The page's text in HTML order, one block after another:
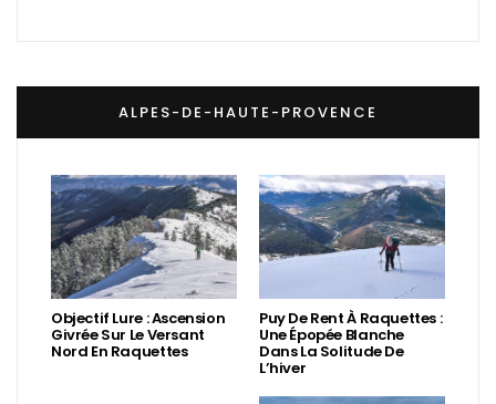
ALPES-DE-HAUTE-PROVENCE
Objectif Lure : Ascension
Givrée Sur Le Versant
Nord En Raquettes
Puy De Rent À Raquettes :
Une Épopée Blanche
Dans La Solitude De
L’hiver